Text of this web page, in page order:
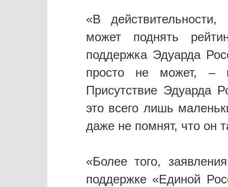
«В
может поднять
поддержка Эдуарда
просто не может, –
Присутствие Эдуарда
это всего лишь
даже не помнят, что он
«Более того,
поддержке «Единой